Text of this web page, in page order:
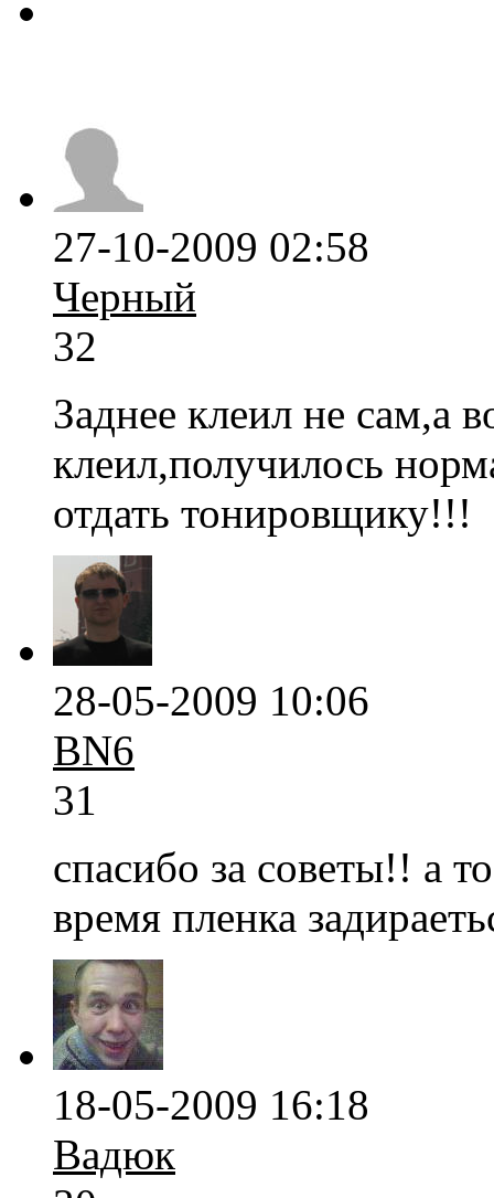
27-10-2009 02:58
Черный
32
Заднее клеил не сам,а
клеил,получилось
отдать тонировщику!!!
28-05-2009 10:06
BN6
31
спасибо за советы!! а
время пленка
18-05-2009 16:18
Вадюк